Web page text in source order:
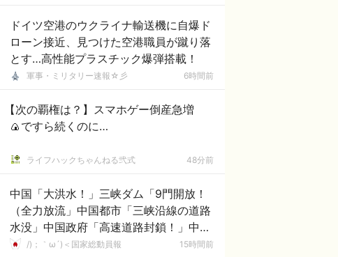
ドイツ空港のウクライナ輸送機に自爆ド
ローン接近、見つけた空港職員が蹴り落
とす…高性能プラスチック爆弾搭載！
軍事・ミリタリー速報☆彡 6時間前
【次の覇権は？】スマホゲー倒産急増
🍙ですら続くのに…
ライフハックちゃんねる弐式 48分前
中国「大洪水！」三峡ダム「9門開放！
（全力放流」中国都市「三峡沿線の道路
水没」中国政府「高速道路封鎖！」中国
ダム「緊急放流に合わせて開門（土砂崩
/)；｀ω´)＜国家総動員報 15時間前